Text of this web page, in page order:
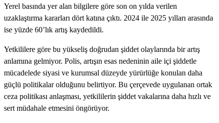
Yerel basında yer alan bilgilere göre son on yılda verilen
uzaklaştırma kararları dört katına çıktı. 2024 ile 2025 yılları arasında
ise yüzde 60’lık artış kaydedildi.
Yetkililere göre bu yükseliş doğrudan şiddet olaylarında bir artış
anlamına gelmiyor. Polis, artışın esas nedeninin aile içi şiddetle
mücadelede siyasi ve kurumsal düzeyde yürürlüğe konulan daha
güçlü politikalar olduğunu belirtiyor. Bu çerçevede uygulanan ortak
ceza politikası anlaşması, yetkililerin şiddet vakalarına daha hızlı ve
sert müdahale etmesini öngörüyor.